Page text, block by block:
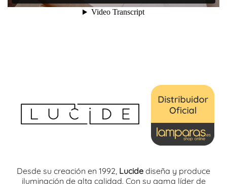
Desde su creación en 1992, Lucide diseña y produce
iluminación de alta calidad. Con su gama líder de